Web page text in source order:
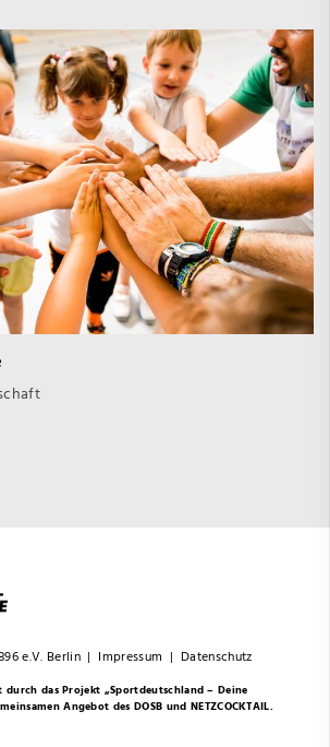
e.V. Berlin | Impressum | Datenschutz
durch das Projekt „Sportdeutschland – Deine
Angebot des DOSB und NETZCOCKTAIL.